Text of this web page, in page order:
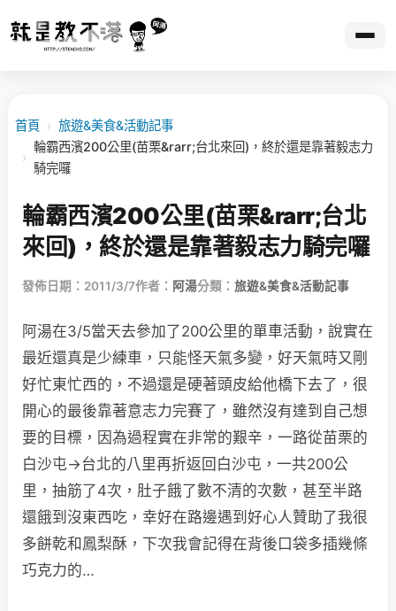
首頁 › 旅遊&美食&活動記事
›
輪霸西濱200公里(苗栗&rarr;台北來回)，終於還是靠著毅志力
騎完囉
輪霸西濱200公里(苗栗&rarr;台北
來回)，終於還是靠著毅志力騎完囉
發佈日期：2011/3/7作者： 阿湯分類： 旅遊&美食&活動記事
阿湯在3/5當天去參加了200公里的單車活動，說實在
最近還真是少練車，只能怪天氣多變，好天氣時又剛
好忙東忙西的，不過還是硬著頭皮給他橋下去了，很
開心的最後靠著意志力完賽了，雖然沒有達到自己想
要的目標，因為過程實在非常的艱辛，一路從苗栗的
白沙屯→台北的八里再折返回白沙屯，一共200公
里，抽筋了4次，肚子餓了數不清的次數，甚至半路
還餓到沒東西吃，幸好在路邊遇到好心人贊助了我很
多餅乾和鳳梨酥，下次我會記得在背後口袋多插幾條
巧克力的…